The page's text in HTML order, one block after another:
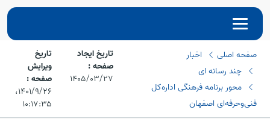
Open
صفحه اصلی
اخبار
چند رسانه ای
محور برنامه فرهنگی اداره‌کل
فنی‌وحرفه‌ای اصفهان
تاریخ ایجاد
صفحه :
1405/03/27
تاریخ
ویرایش
صفحه :
۱۴۰۱/۹/۲۶،‏
۱۰:۱۷:۳۵